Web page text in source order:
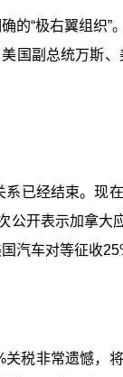
的“极右翼组织”
国副总统万斯
已经结束。现
开表示加拿大
汽车对等征收
税非常遗憾，